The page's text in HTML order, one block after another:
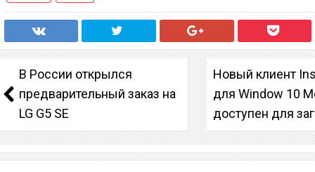
В России открылся
предварительный заказ на
LG G5 SE
Новый клиент
для Window 10
доступен для